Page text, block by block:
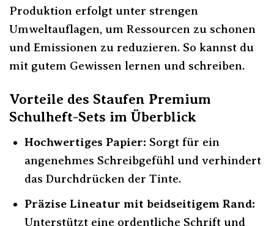
Produktion erfolgt unter strengen
Umweltauflagen, um Ressourcen zu schonen
und Emissionen zu reduzieren. So kannst du
mit gutem Gewissen lernen und schreiben.
Vorteile des Staufen Premium
Schulheft-Sets im Überblick
Hochwertiges Papier: Sorgt für ein
angenehmes Schreibgefühl und verhindert
das Durchdrücken der Tinte.
Präzise Lineatur mit beidseitigem Rand:
Unterstützt eine ordentliche Schrift und